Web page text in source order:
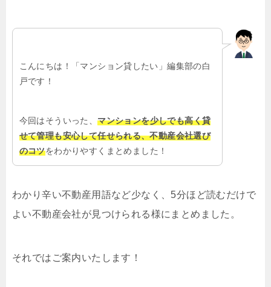
こんにちは！「マンション貸したい」編集部の白
戸です！
今回はそういった、マンションを少しでも高く貸
せて管理も安心して任せられる、不動産会社選び
のコツをわかりやすくまとめました！
わかり辛い不動産用語など少なく、5分ほど読むだけで
よい不動産会社が見つけられる様にまとめました。
それではご案内いたします！